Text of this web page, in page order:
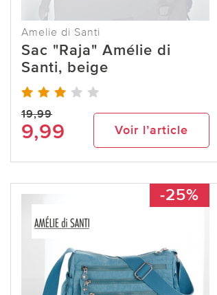
Amelie di Santi
Sac "Raja" Amélie di
Santi, beige
19,99
9,99 Voir l’article
-25%